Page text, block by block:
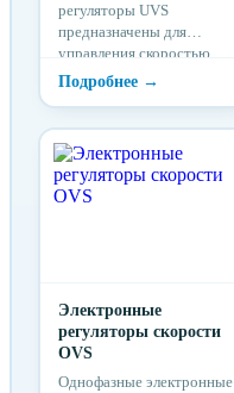
регуляторы UVS
предназначены для
управления скоростью
вращения
электродвигателей
посредством изменения
питающего напряжения.
Электронные
регуляторы скорости
OVS
Однофазные электронные